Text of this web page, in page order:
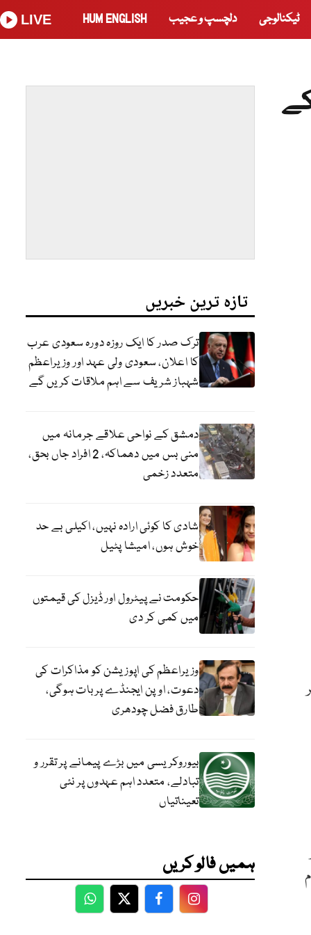
ٹیکنالوجی دلچسپ و عجیب HUM ENGLISH
LIVE
تازہ ترین خبریں
ترک صدر کا ایک روزہ دورہ سعودی عرب
کا اعلان، سعودی ولی عہد اور وزیراعظم
شہباز شریف سے اہم ملاقات کریں گے
دمشق کے نواحی علاقے جرمانہ میں
منی بس میں دھماکہ، 2 افراد جاں بحق،
متعدد زخمی
شادی کا کوئی ارادہ نہیں، اکیلی بے حد
خوش ہوں، امیشا پٹیل
حکومت نے پیٹرول اور ڈیزل کی قیمتوں
میں کمی کر دی
وزیراعظم کی اپوزیشن کو مذاکرات کی
دعوت، اوپن ایجنڈے پر بات ہوگی،
طارق فضل چودھری
بیوروکریسی میں بڑے پیمانے پر تقرر و
تبادلے، متعدد اہم عہدوں پر نئی
تعیناتیاں
ہمیں فالو کریں
WhatsApp
TwitterFacebookFacebook